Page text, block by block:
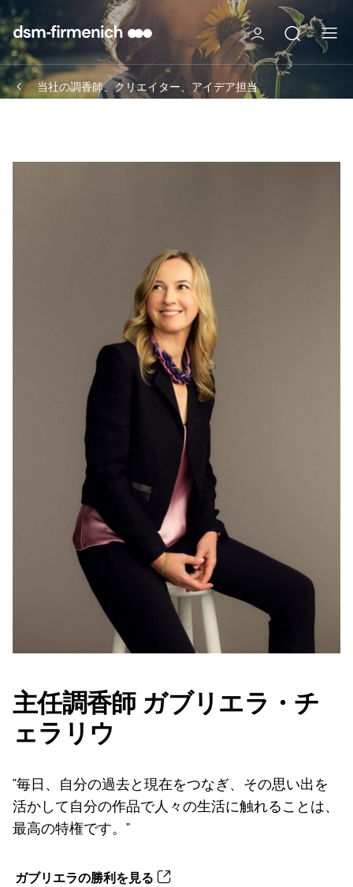
当社の調香師、クリエイター、アイデア担当
主任調香師 ガブリエラ・チ
ェラリウ
"毎日、自分の過去と現在をつなぎ、その思い出を
活かして自分の作品で人々の生活に触れることは、
最高の特権です。"
ガブリエラの勝利を見る